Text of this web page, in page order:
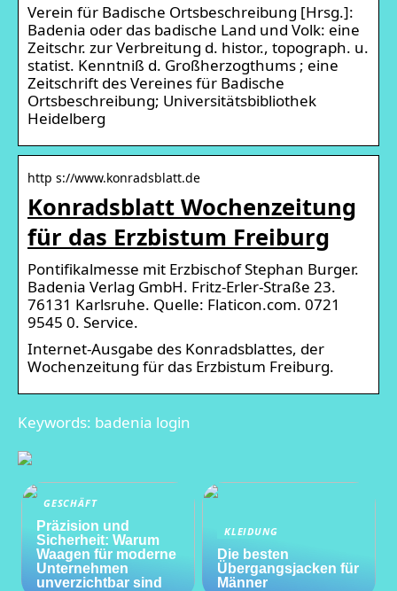
Verein für Badische Ortsbeschreibung [Hrsg.]:
Badenia oder das badische Land und Volk: eine
Zeitschr. zur Verbreitung d. histor., topograph. u.
statist. Kenntniß d. Großherzogthums ; eine
Zeitschrift des Vereines für Badische
Ortsbeschreibung; Universitätsbibliothek
Heidelberg
http s://www.konradsblatt.de
Konradsblatt Wochenzeitung
für das Erzbistum Freiburg
Pontifikalmesse mit Erzbischof Stephan Burger.
Badenia Verlag GmbH. Fritz-Erler-Straße 23.
76131 Karlsruhe. Quelle: Flaticon.com. 0721
9545 0. Service.
Internet-Ausgabe des Konradsblattes, der
Wochenzeitung für das Erzbistum Freiburg.
Keywords: badenia login
GESCHÄFT
Präzision und
Sicherheit: Warum
Waagen für moderne
Unternehmen
unverzichtbar sind
KLEIDUNG
Die besten
Übergangsjacken für
Männer